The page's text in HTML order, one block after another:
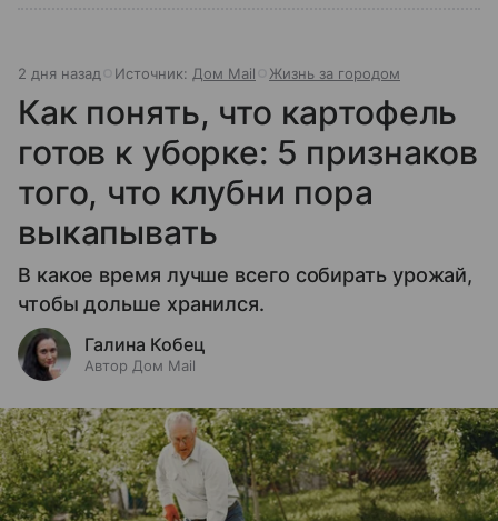
2 дня назад Источник: Дом Mail Жизнь за городом
Как понять, что картофель
готов к уборке: 5 признаков
того, что клубни пора
выкапывать
В какое время лучше всего собирать урожай,
чтобы дольше хранился.
Галина Кобец
Автор Дом Mail